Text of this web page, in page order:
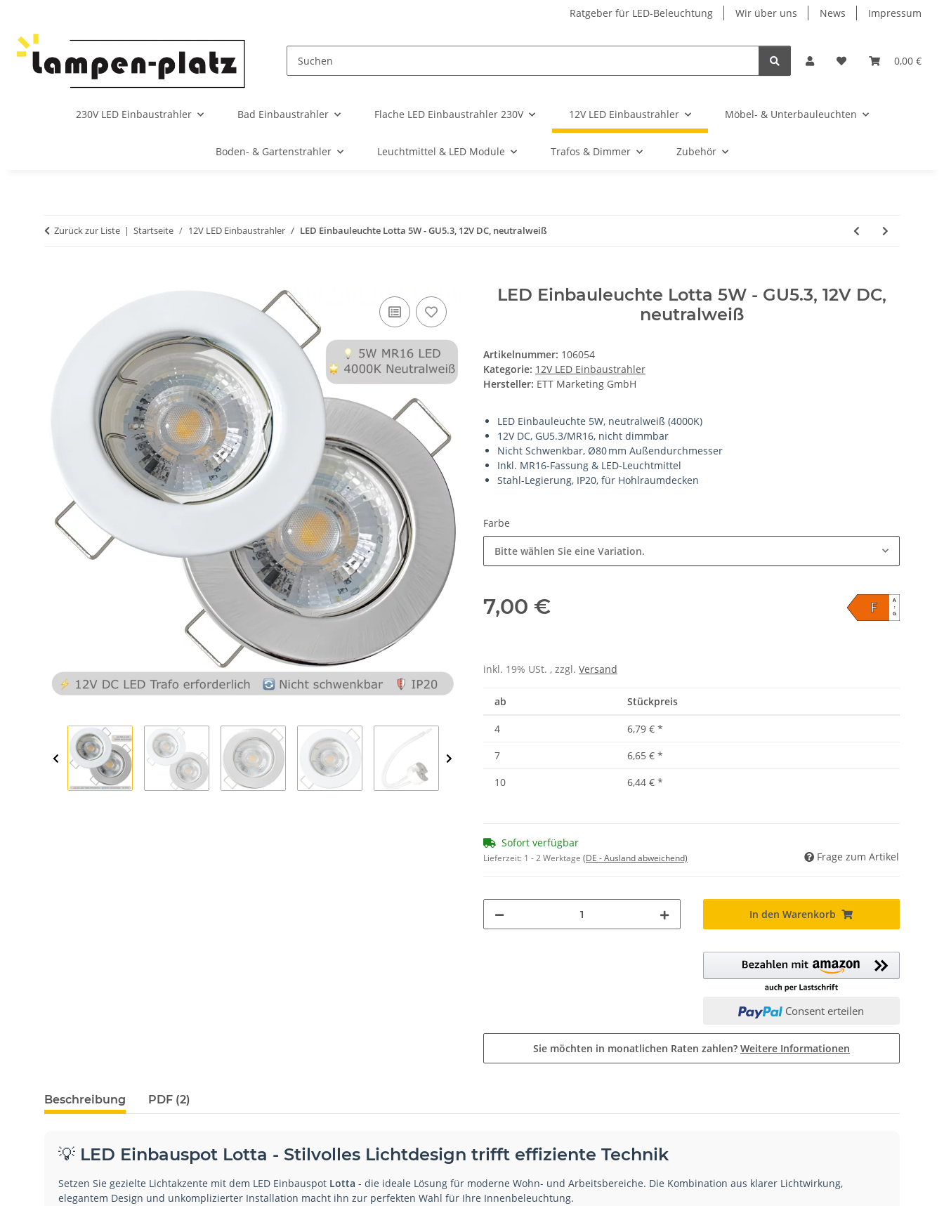
Ratgeber für LED-Beleuchtung Wir über uns News Impressum
0,00 €
230V LED Einbaustrahler Bad Einbaustrahler Flache LED Einbaustrahler 230V 12V LED Einbaustrahler Möbel- & Unterbauleuchten
Boden- & Gartenstrahler Leuchtmittel & LED Module Trafos & Dimmer Zubehör
Zurück zur Liste Startseite 12V LED Einbaustrahler LED Einbauleuchte Lotta 5W - GU5.3, 12V DC, neutralweiß
LED Einbauleuchte Lotta 5W - GU5.3, 12V DC,
neutralweiß
Artikelnummer: 106054
Kategorie: 12V LED Einbaustrahler
Hersteller: ETT Marketing GmbH
LED Einbauleuchte 5W, neutralweiß (4000K)
12V DC, GU5.3/MR16, nicht dimmbar
Nicht Schwenkbar, Ø80 mm Außendurchmesser
Inkl. MR16-Fassung & LED-Leuchtmittel
Stahl-Legierung, IP20, für Hohlraumdecken
Farbe
Bitte wählen Sie eine Variation.
7,00 €
A
↑
G
F
inkl. 19% USt. , zzgl. Versand
ab Stückpreis
4 6,79 € *
7
6,65 € *
10
6,44 € *
Sofort verfügbar
Lieferzeit: 1 - 2 Werktage (DE - Ausland abweichend) Frage zum Artikel
In den Warenkorb
Consent erteilen
Sie möchten in monatlichen Raten zahlen? Weitere Informationen
Beschreibung PDF (2)
💡 LED Einbauspot Lotta - Stilvolles Lichtdesign trifft effiziente Technik
Setzen Sie gezielte Lichtakzente mit dem LED Einbauspot Lotta - die ideale Lösung für moderne Wohn- und Arbeitsbereiche. Die Kombination aus klarer Lichtwirkung,
elegantem Design und unkomplizierter Installation macht ihn zur perfekten Wahl für Ihre Innenbeleuchtung.